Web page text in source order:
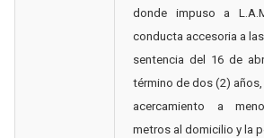
donde impuso a
conducta accesoria a
sentencia del 16 de
término de dos (2)
acercamiento a
metros al domicilio y la